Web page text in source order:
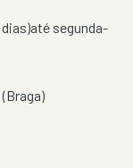
dias)até segunda-
(Braga)